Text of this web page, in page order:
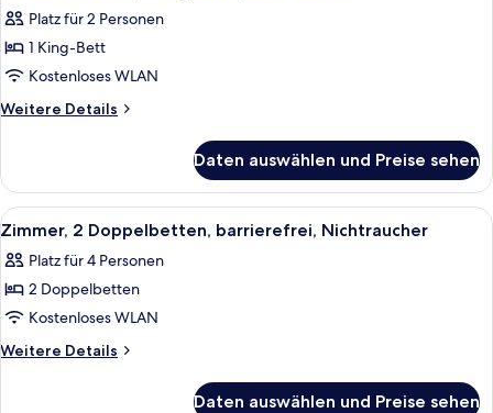
für
Standardzimmer,
1 King-
Bett,
Platz für 2 Personen
1 King-Bett
Kostenloses WLAN
Weitere Details
Weitere
1 King-
Bett,
Nichtraucher
Daten auswählen und Preise sehen
Alle
Fotos
für
Zimmer,
2 Doppelbetten,
barrierefrei,
Ein Hotelzimmer mit zwei Betten,
7
Zimmer, 2 Doppelbetten, barrierefrei, Nichtraucher
Platz für 4 Personen
2 Doppelbetten
Kostenloses WLAN
Weitere Details
Weitere
Daten auswählen und Preise sehen